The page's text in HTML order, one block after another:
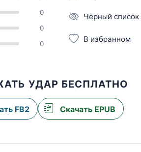
0
0
0
Чёрный список
В избранном
УДАР БЕСПЛАТНО
FB2 Скачать EPUB